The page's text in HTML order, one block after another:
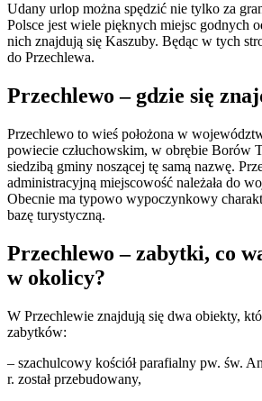
Udany urlop można spędzić nie tylko za
Polsce jest wiele pięknych miejsc godnych
nich znajdują się Kaszuby. Będąc w tych
do Przechlewa.
Przechlewo – gdzie się
Przechlewo to wieś położona w
powiecie człuchowskim, w obrębie Borów
siedzibą gminy noszącej tę samą nazwę.
administracyjną miejscowość należała do
Obecnie ma typowo wypoczynkowy
bazę turystyczną.
Przechlewo – zabytki, co
w okolicy?
W Przechlewie znajdują się dwa obiekty,
zabytków:
– szachulcowy kościół parafialny pw. św.
r. został przebudowany,